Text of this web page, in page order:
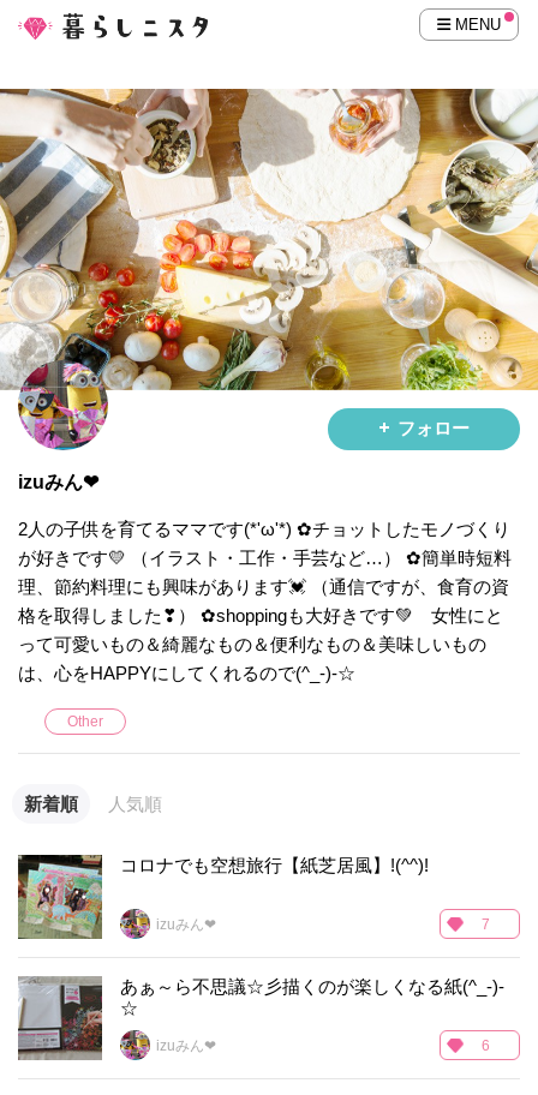
MENU
フォロー
izuみん❤
2人の子供を育てるママです(*'ω'*) ✿チョットしたモノづくり
が好きです💛 （イラスト・工作・手芸など…） ✿簡単時短料
理、節約料理にも興味があります💓 （通信ですが、食育の資
格を取得しました❣） ✿shoppingも大好きです💚 女性にと
って可愛いもの＆綺麗なもの＆便利なもの＆美味しいもの
は、心をHAPPYにしてくれるので(^_-)-☆
Other
新着順 人気順
コロナでも空想旅行【紙芝居風】!(^^)!
izuみん❤ 7
あぁ～ら不思議☆彡描くのが楽しくなる紙(^_-)-
☆
izuみん❤ 6